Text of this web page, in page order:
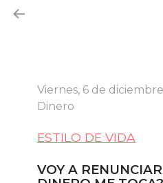
Viernes, 6 de
Dinero
ESTILO DE VIDA
VOY A